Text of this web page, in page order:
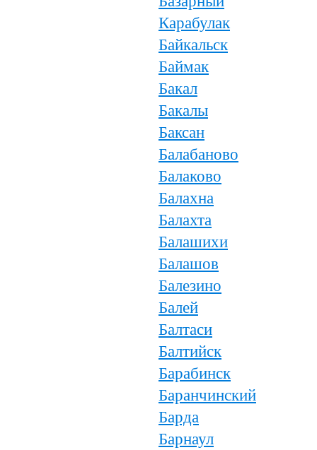
Карабулак
Байкальск
Баймак
Бакал
Бакалы
Баксан
Балабаново
Балаково
Балахна
Балахта
Балашихи
Балашов
Балезино
Балей
Балтаси
Балтийск
Барабинск
Баранчинский
Барда
Барнаул